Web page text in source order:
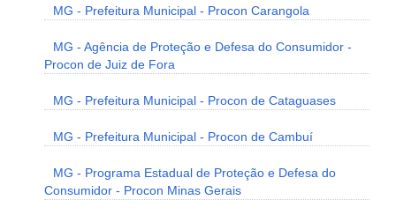
MG - Prefeitura Municipal - Procon Carangola
MG - Agência de Proteção e Defesa do Consumidor -
Procon de Juiz de Fora
MG - Prefeitura Municipal - Procon de Cataguases
MG - Prefeitura Municipal - Procon de Cambuí
MG - Programa Estadual de Proteção e Defesa do
Consumidor - Procon Minas Gerais